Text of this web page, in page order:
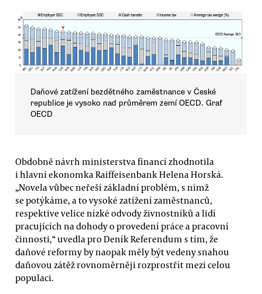
Daňové zatížení bezdětného zaměstnance v České
republice je vysoko nad průměrem zemí OECD. Graf
OECD
Obdobně návrh ministerstva financí zhodnotila
i hlavní ekonomka Raiffeisenbank Helena Horská.
„Novela vůbec neřeší základní problém, s nímž
se potýkáme, a to vysoké zatížení zaměstnanců,
respektive velice nízké odvody živnostníků a lidí
pracujících na dohody o provedení práce a pracovní
činnosti,“ uvedla pro Deník Referendum s tím, že
daňové reformy by naopak měly být vedeny snahou
daňovou zátěž rovnoměrněji rozprostřít mezi celou
populaci.